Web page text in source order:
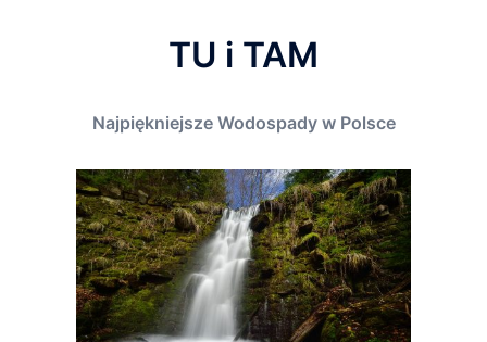
TU i TAM
Najpiękniejsze Wodospady w Polsce